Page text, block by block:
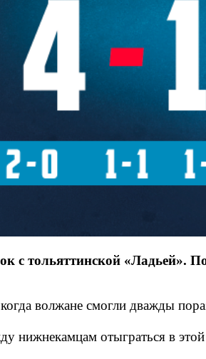
тольяттинской «Ладьей».
волжане смогли дважды
нижнекамцам отыграться в